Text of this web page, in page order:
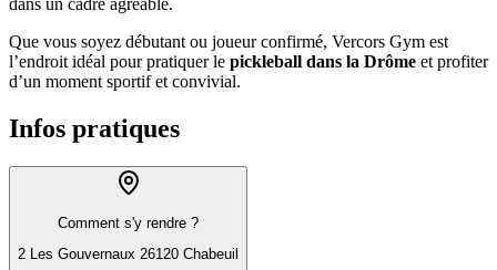
dans un cadre agréable.
Que vous soyez débutant ou joueur confirmé, Vercors Gym est
l’endroit idéal pour pratiquer le pickleball dans la Drôme et profiter
d’un moment sportif et convivial.
Infos pratiques
Comment s'y rendre ?
2 Les Gouvernaux 26120 Chabeuil